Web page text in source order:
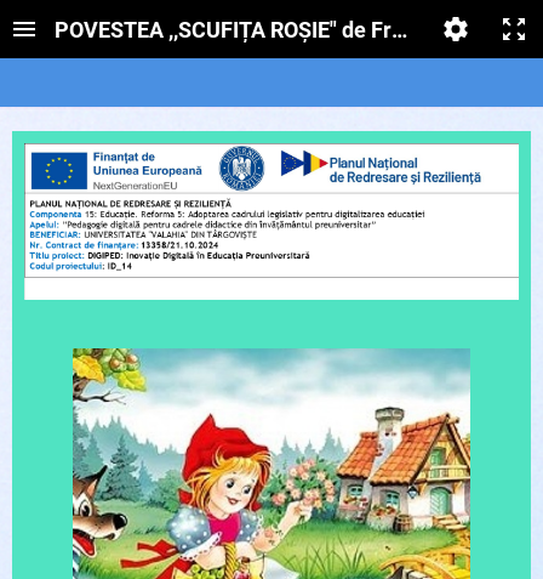
POVESTEA ,,SCUFIȚA ROȘIE" de Frații Grimm